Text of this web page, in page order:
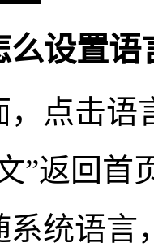
么设置语
，点击语
”返回首
系统语言